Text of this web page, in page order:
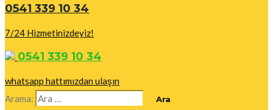
0541 339 10 34
7/24 Hizmetinizdeyiz!
0541 339 10 34
whatsapp hattımızdan ulaşın
Arama: